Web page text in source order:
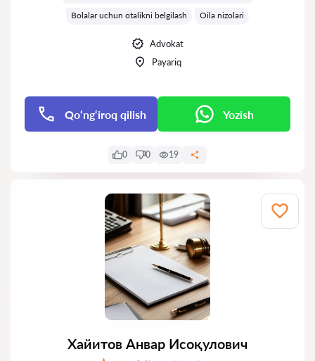
Bolalar uchun otalikni belgilash
Oila nizolari
Advokat
Payariq
Qo‘ng‘iroq qilish Yozish
0 0 19
Хайитов Анвар Исоқулович